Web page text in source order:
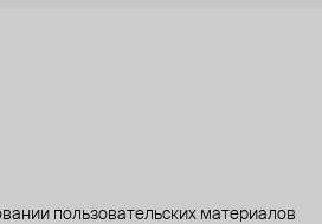
пользовательских материалов